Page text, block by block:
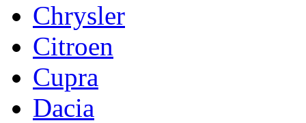
Chrysler
Citroen
Cupra
Dacia